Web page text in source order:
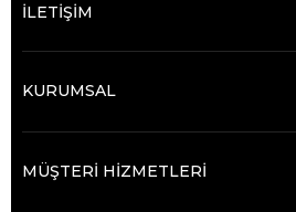
İLETİŞİM
KURUMSAL
MÜŞTERİ HİZMETLERİ